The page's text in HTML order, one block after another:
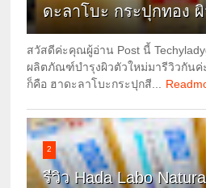
ดะลาโบะ กระปุกทอง
สวัสดีค่ะคุณผู้อ่าน Post นี้
ผลิตภัณฑ์บำรุงผิวตัวใหม่มารีวิวกันค่
ก็คือ ฮาดะลาโบะกระปุกสี...
2
รีวิว Hada Labo